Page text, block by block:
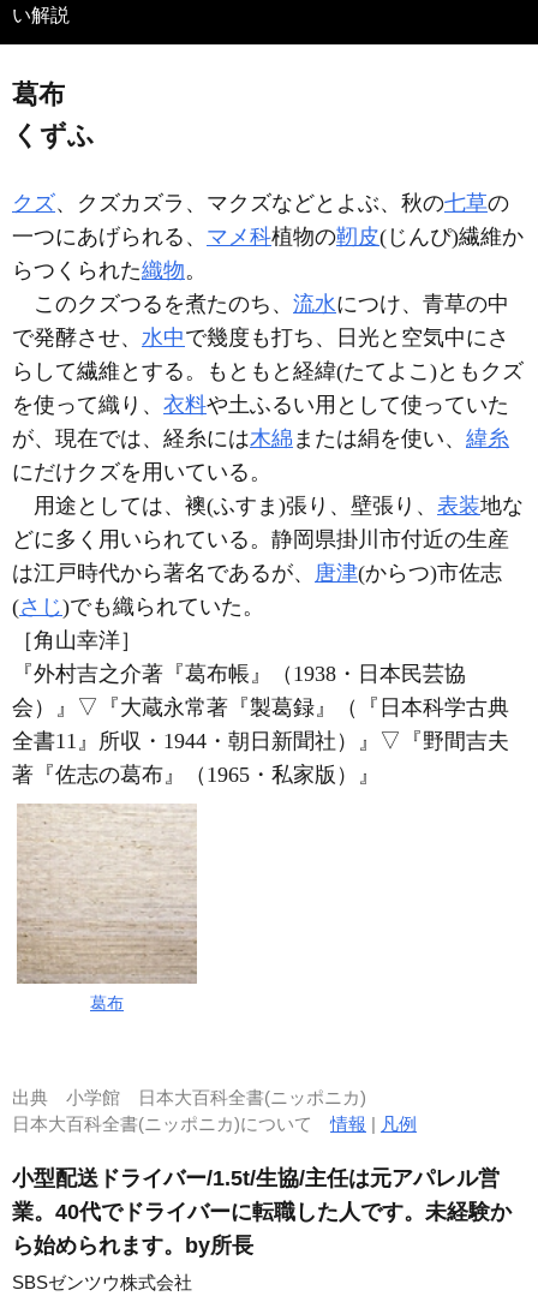
い解説
葛布
くずふ
クズ、クズカズラ、マクズなどとよぶ、秋の七草の
一つにあげられる、 マメ科植物の靭皮(じんぴ)繊維か
らつくられた織物。
このクズつるを煮たのち、 流水につけ、青草の中
で発酵させ、 水中で幾度も打ち、日光と空気中にさ
らして繊維とする。もともと経緯(たてよこ)ともクズ
を使って織り、 衣料や土ふるい用として使っていた
が、現在では、経糸には木綿 または絹を使い、 緯糸
にだけクズを用いている。
用途としては、襖(ふすま)張り、壁張り、 表装地な
どに多く用いられている。静岡県掛川市付近の生産
は江戸時代から著名であるが、 唐津(からつ)市佐志
(さじ)でも織られていた。
［角山幸洋］
『外村吉之介著『葛布帳』（1938・日本民芸協
会）』 ▽ 『大蔵永常著『製葛録』（『日本科学古典
全書11』所収・1944・朝日新聞社）』 ▽ 『野間吉夫
著『佐志の葛布』（1965・私家版）』
葛布
出典 小学館 日本大百科全書(ニッポニカ)
日本大百科全書(ニッポニカ)について情報 | 凡例
小型配送ドライバー/1.5t/生協/主任は元アパレル営
業。40代でドライバーに転職した人です。未経験か
ら始められます。by所長
SBSゼンツウ株式会社